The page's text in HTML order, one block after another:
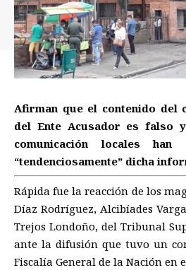
Afirman que el contenido del
del Ente Acusador es falso
comunicación locales han
“tendenciosamente” dicha
Rápida fue la reacción de los
Díaz Rodríguez, Alcibíades
Trejos Londoño, del Tribunal
ante la difusión que tuvo un
Fiscalía General de la Nación en